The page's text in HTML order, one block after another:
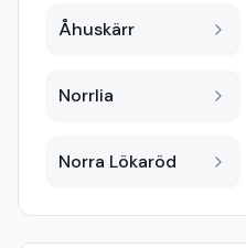
Åhuskärr
Norrlia
Norra Lökaröd